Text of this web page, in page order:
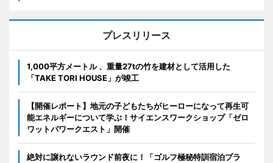
プレスリリース
1,000平方メートル 、重量27tの竹を建材として活用した
「TAKE TORI HOUSE」が竣工
【開催レポート】地元の子どもたちがヒーローになって再生可
能エネルギーについて学ぶ！サイエンスワークショップ「ゼロ
ワットパワークエスト」開催
絶対に譲れないラウンド前夜に！「ゴルフ極秘特訓宿泊プラ